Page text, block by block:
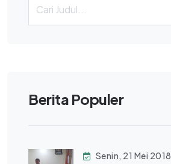
Berita Populer
Senin, 21 Mei 2018